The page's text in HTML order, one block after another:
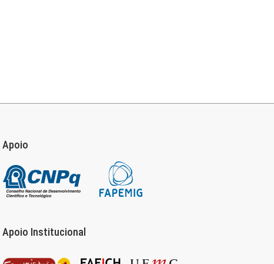
Apoio
Apoio Institucional